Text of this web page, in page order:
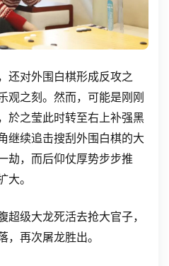
还对外围白棋形成反攻之
观之刻。然而，可能是刚刚
於之莹此时转至右上补强黑
继续追击搜刮外围白棋的大
劫，而后仰仗厚势步步推
大。
超级大龙死活去抢大官子，
，再次屠龙胜出。